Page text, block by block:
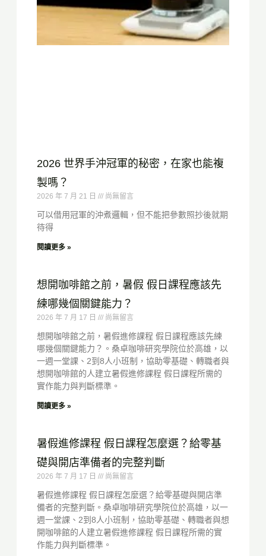
2026 世界手沖冠軍的秘密，在家也能複
製嗎？
2026 年 7 月 21 日 尚無留言
可以借用冠軍的沖煮邏輯，但不能把參數照抄後就期
待得
閱讀更多 »
想開咖啡館之前，暑假 假日課程應該先
練哪幾個關鍵能力？
2026 年 7 月 17 日 尚無留言
想開咖啡館之前，暑假進修課程 假日課程應該先練
哪幾個關鍵能力？。桑卓咖啡研究學院位於高雄，以
一週一堂課、2到8人小班制，協助零基礎、轉職者與
想開咖啡館的人建立暑假進修課程 假日課程所需的
實作能力與判斷標準。
閱讀更多 »
暑假進修課程 假日課程怎麼選？給零基
礎與開店準備者的完整判斷
2026 年 7 月 17 日 尚無留言
暑假進修課程 假日課程怎麼選？給零基礎與開店準
備者的完整判斷。桑卓咖啡研究學院位於高雄，以一
週一堂課、2到8人小班制，協助零基礎、轉職者與想
開咖啡館的人建立暑假進修課程 假日課程所需的實
作能力與判斷標準。